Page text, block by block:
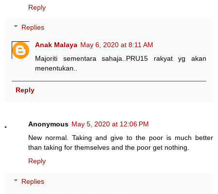
Reply
Replies
Anak Malaya May 6, 2020 at 8:11 AM
Majoriti sementara sahaja..PRU15 rakyat yg akan
menentukan..
Reply
Anonymous May 5, 2020 at 12:06 PM
New normal. Taking and give to the poor is much better
than taking for themselves and the poor get nothing.
Reply
Replies